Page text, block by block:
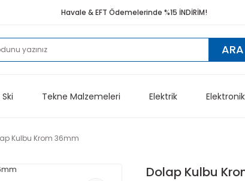
Havale & EFT Ödemelerinde %15 İNDİRİM!
ARA
Tekne Malzemeleri Elektrik Elektronik
Kulbu Krom 36mm
Dolap Kulbu